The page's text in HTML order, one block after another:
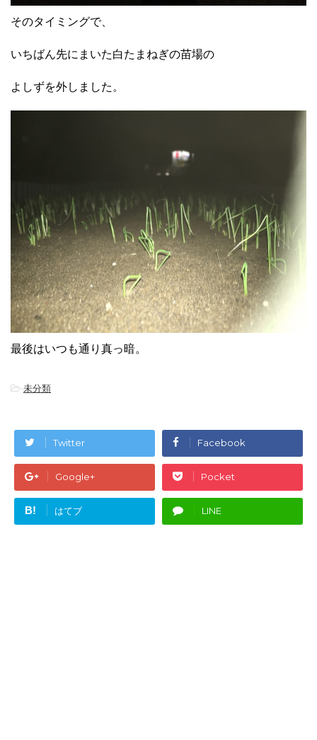
そのタイミングで、
いちばん先にまいた白たまねぎの苗場の
よしずを外しました。
最後はいつも通り真っ暗。
-未分類
Twitter Facebook
Google+ Pocket
B! はてブ LINE